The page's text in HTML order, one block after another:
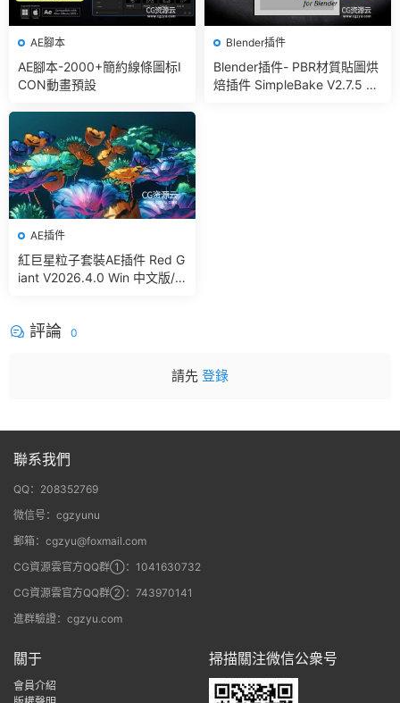
AE腳本
AE腳本-2000+簡約線條圖标I
CON動畫預設
Blender插件
Blender插件- PBR材質貼圖烘
焙插件 SimpleBake V2.7.5 –
AE插件
紅巨星粒子套裝AE插件 Red G
iant V2026.4.0 Win 中文版/
評論 0
請先 登錄
聯系我們
QQ：208352769
微信号：cgzyunu
郵箱：cgzyu@foxmail.com
CG資源雲官方QQ群①：1041630732
CG資源雲官方QQ群②：743970141
進群驗證：cgzyu.com
關于
會員介紹
掃描關注微信公衆号